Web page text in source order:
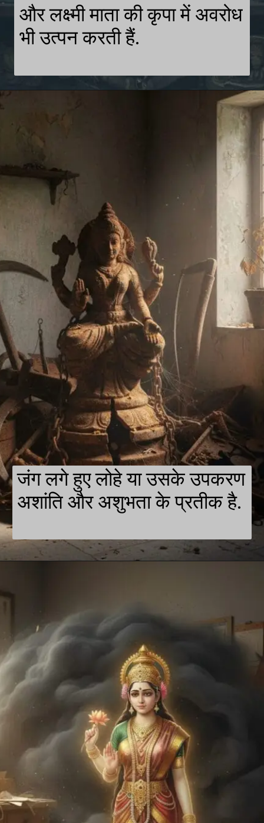
और लक्ष्मी माता की कृपा में अवरोध
भी उत्पन करती हैं.
जंग लगे हुए लोहे या उसके उपकरण
अशांति और अशुभता के प्रतीक है.